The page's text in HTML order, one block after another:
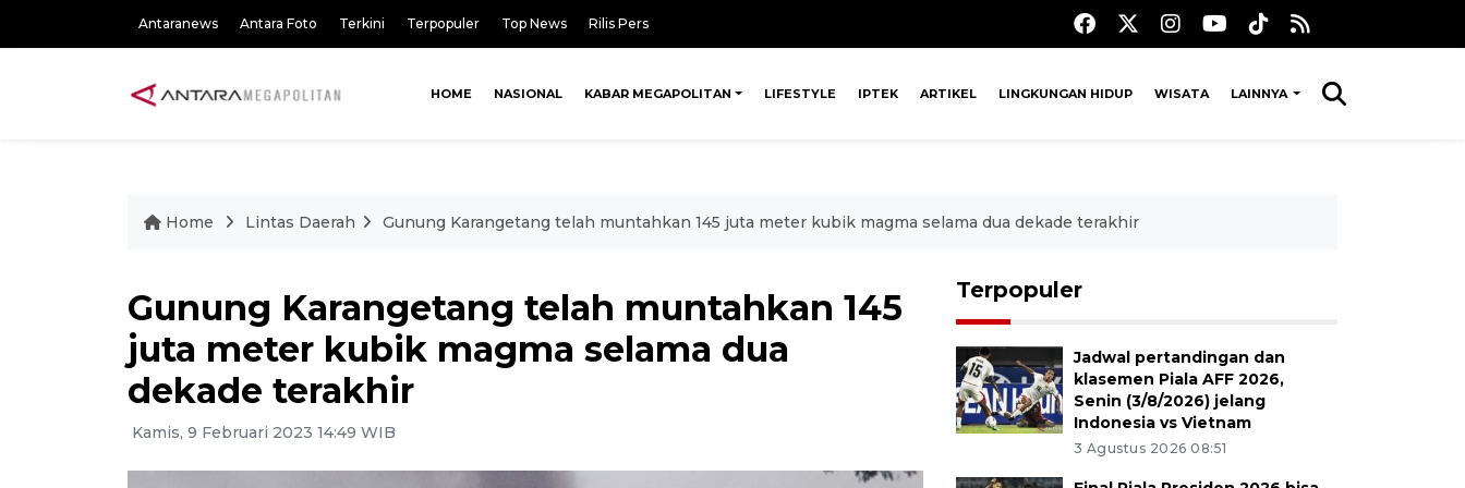
Antaranews Antara Foto Terkini Terpopuler Top News Rilis Pers
HOME NASIONAL KABAR MEGAPOLITAN LIFESTYLE IPTEK ARTIKEL LINGKUNGAN HIDUP WISATA LAINNYA
Home Lintas Daerah Gunung Karangetang telah muntahkan 145 juta meter kubik magma selama dua dekade terakhir
Gunung Karangetang telah muntahkan 145
juta meter kubik magma selama dua
dekade terakhir
Kamis, 9 Februari 2023 14:49 WIB
Terpopuler
Jadwal pertandingan dan
klasemen Piala AFF 2026,
Senin (3/8/2026) jelang
Indonesia vs Vietnam
3 Agustus 2026 08:51